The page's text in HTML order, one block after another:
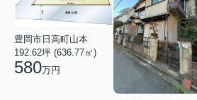
豊岡市日高町山本
192.62坪 (636.77㎡)
580万円